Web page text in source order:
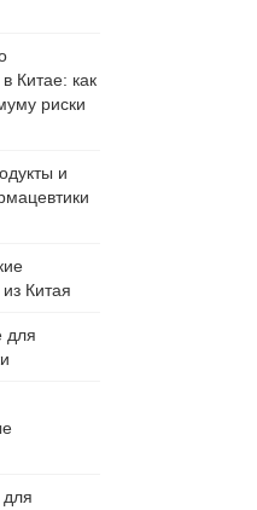
Китае: как
риски
и
Китая
для